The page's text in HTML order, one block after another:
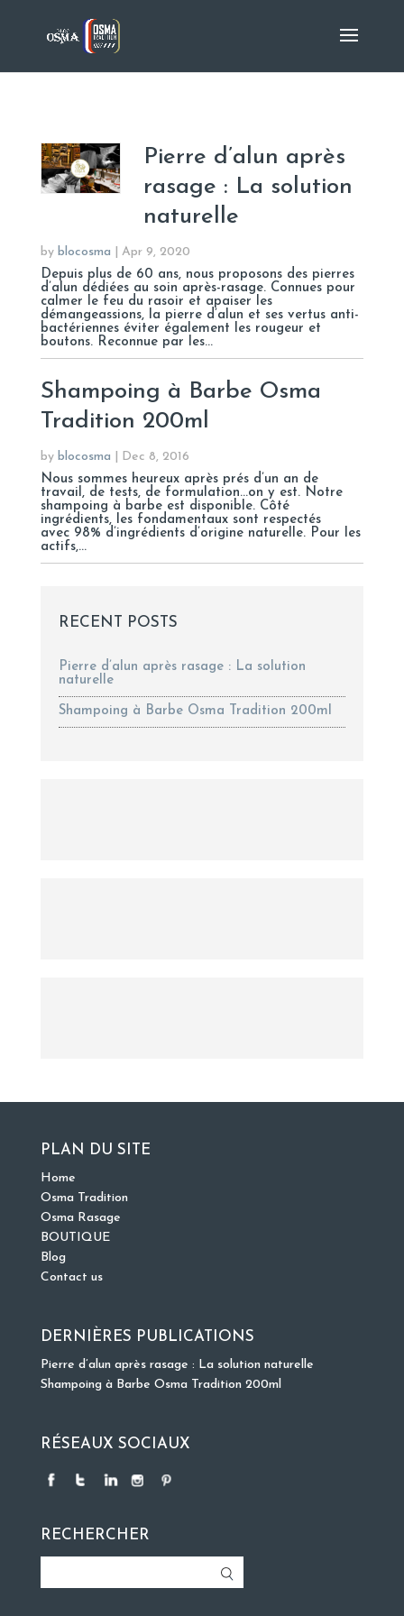
Pierre d’alun après
rasage : La solution
naturelle
by blocosma
Apr 9, 2020
Depuis plus de 60 ans, nous proposons des pierres
d’alun dédiées au soin après-rasage. Connues pour
calmer le feu du rasoir et apaiser les
démangeassions, la pierre d’alun et ses vertus anti-
bactériennes éviter également les rougeur et
boutons. Reconnue par les...
Shampoing à Barbe Osma
Tradition 200ml
by blocosma
Dec 8, 2016
Nous sommes heureux après prés d’un an de
travail, de tests, de formulation…on y est. Notre
shampoing à barbe est disponible. Côté
ingrédients, les fondamentaux sont respectés
avec 98% d’ingrédients d’origine naturelle. Pour les
actifs,...
RECENT POSTS
Pierre d’alun après rasage : La solution
naturelle
Shampoing à Barbe Osma Tradition 200ml
PLAN DU SITE
Home
Osma Tradition
Osma Rasage
BOUTIQUE
Blog
Contact us
DERNIÈRES PUBLICATIONS
Pierre d’alun après rasage : La solution naturelle
Shampoing à Barbe Osma Tradition 200ml
RÉSEAUX SOCIAUX
RECHERCHER